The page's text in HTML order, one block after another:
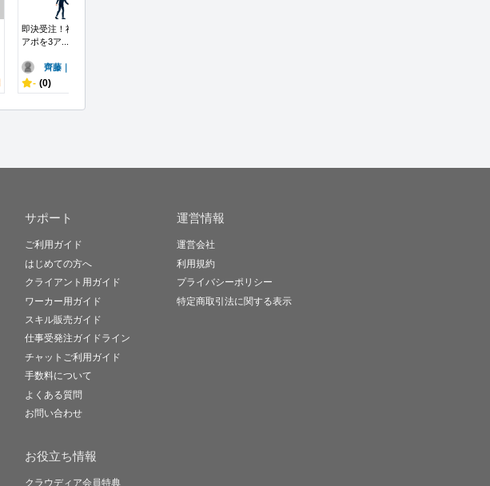
即決受注！社長・役員
アポを3ア...
齊藤｜業界最..
- (0)
サポート
ご利用ガイド
はじめての方へ
クライアント用ガイド
ワーカー用ガイド
スキル販売ガイド
仕事受発注ガイドライン
チャットご利用ガイド
手数料について
よくある質問
お問い合わせ
お役立ち情報
クラウディア会員特典
運営情報
運営会社
利用規約
プライバシーポリシー
特定商取引法に関する表示